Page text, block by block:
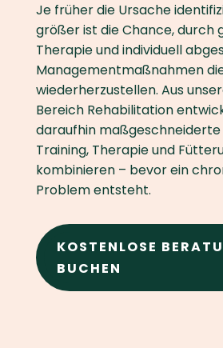
Je früher die Ursache
größer ist die Chance, durch
Therapie und individuell
Managementmaßnahmen
wiederherzustellen. Aus
Bereich Rehabilitation
daraufhin maßgeschneiderte
Training, Therapie und
kombinieren – bevor ein
Problem entsteht.
KOSTENLOSE
BUCHEN